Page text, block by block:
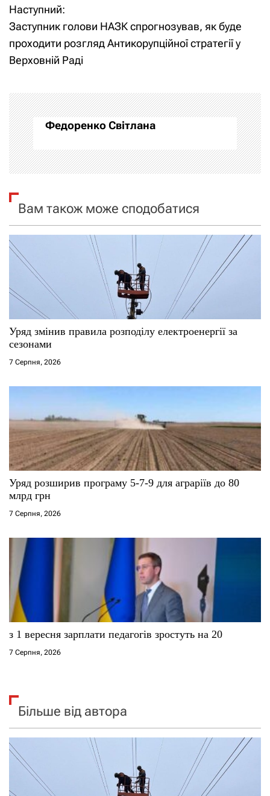
в
і
г
а
ц
і
я
з
а
п
с
і
в
Наступний:
Заступник голови НАЗК спрогнозував, як буде
проходити розгляд Антикорупційної стратегії у
Верховній Раді
Федоренко Світлана
Вам також може сподобатися
Уряд змінив правила розподілу електроенергії за
сезонами
7 Серпня, 2026
Уряд розширив програму 5-7-9 для аграріїв до 80
млрд грн
7 Серпня, 2026
з 1 вересня зарплати педагогів зростуть на 20
7 Серпня, 2026
Більше від автора